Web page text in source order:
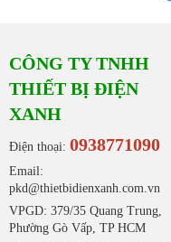
CÔNG TY TNHH
THIẾT BỊ ĐIỆN
XANH
Điện thoại: 0938771090
Email:
pkd@thietbidienxanh.com.vn
VPGD: 379/35 Quang Trung,
Phường Gò Vấp, TP HCM